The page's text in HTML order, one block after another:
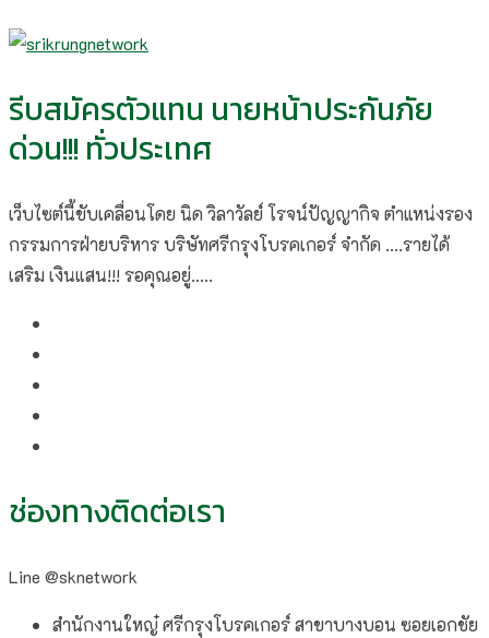
รีบสมัครตัวแทน นายหน้าประกันภัย
ด่วน!!! ทั่วประเทศ
เว็บไซต์นี้ขับเคลื่อนโดย นิด วิลาวัลย์​ โรจน์ปัญญากิจ ตำแหน่งรอง
กรรมการฝ่ายบริหาร บริษัทศรีกรุงโบรคเกอร์ จำกัด ....รายได้
เสริม เงินแสน!!! รอคุณอยู่.....
ช่องทางติดต่อเรา
Line @sknetwork
สำนักงานใหญ๋ ศรีกรุงโบรคเกอร์ สาขาบางบอน ซอยเอกชัย